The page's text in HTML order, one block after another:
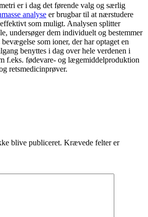
er i dag det førende valg og særlig
analyse er brugbar til at nærstudere
som muligt. Analysen splitter
undersøger dem individuelt og bestemmer
som ioner, der har optaget en
benyttes i dag over hele verdenen i
f.eks. fødevare- og lægemiddelproduktion
retsmedicinprøver.
blive publiceret. Krævede felter er